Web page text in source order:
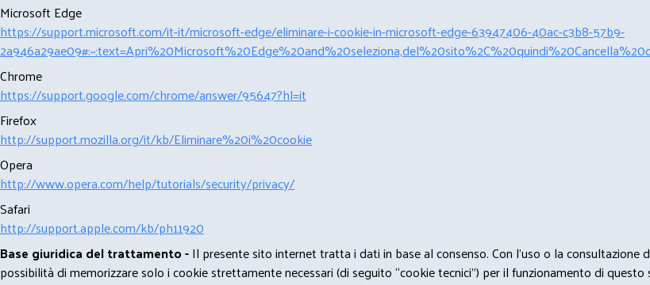
Microsoft Edge
https://support.microsoft.com/it-it/microsoft-edge/eliminare-i-cookie-in-microsoft-edge-63947406-40ac-c3b8-57b9-
Chrome
https://support.google.com/chrome/answer/95647?hl=it
Firefox
http://support.mozilla.org/it/kb/Eliminare%20i%20cookie
Opera
http://www.opera.com/help/tutorials/security/privacy/
Safari
http://support.apple.com/kb/ph11920
Base giuridica del trattamento -Il presente sito internet tratta i dati in base al consenso. Con l'uso o la
possibilità di memorizzare solo i cookie strettamente necessari (di seguito “cookie tecnici”) per il funzionamento di questo